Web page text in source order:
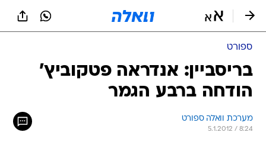
ספורט
בריסביין: אנדראה פטקוביץ'
הודחה ברבע הגמר
מערכת וואלה ספורט
5.1.2012 / 8:24